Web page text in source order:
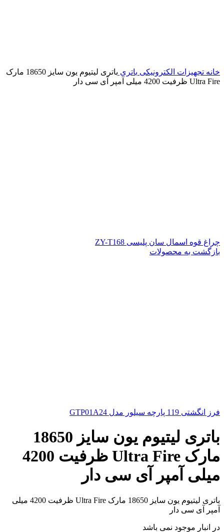
خانه تجهیزات الکترونیکی باتری
باتری لیتیوم یون سایز 18650 مارک
Ultra Fire ظرفیت 4200 میلی آمپر آی سی دار
چراغ قوه اسمال سان پلیسی ZY-T168
بازگشت به محصولات
فرز انگشتی 119 پارچه سیلور مدل GTP01A24
باتری لیتیوم یون سایز 18650
مارک Ultra Fire ظرفیت 4200
میلی آمپر آی سی دار
باتری لیتیوم یون سایز 18650 مارک Ultra Fire ظرفیت 4200 میلی
آمپر آی سی دار
در انبار موجود نمی باشد